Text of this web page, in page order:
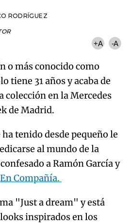
RODRÍGUEZ
+A -A
o más conocido como
tiene 31 años y acaba de
colección en la Mercedes
de Madrid.
tenido desde pequeño le
al mundo de la
a Ramón García y
En Compañía.
"Just a dream" y está
inspirados en los